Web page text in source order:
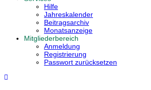
Hilfe
Jahreskalender
Beitragsarchiv
Monatsanzeige
Mitgliederbereich
Anmeldung
Registrierung
Passwort zurücksetzen